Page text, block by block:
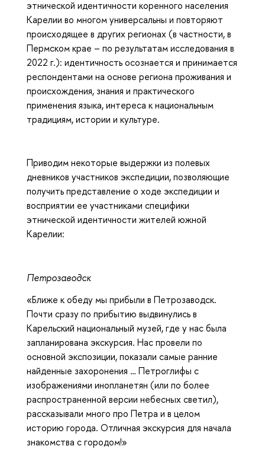
этнической идентичности коренного населения
Карелии во многом универсальны и повторяют
происходящее в других регионах (в частности, в
Пермском крае – по результатам исследования в
2022 г.): идентичность осознается и принимается
респондентами на основе региона проживания и
происхождения, знания и практического
применения языка, интереса к национальным
традициям, истории и культуре.
Приводим некоторые выдержки из полевых
дневников участников экспедиции, позволяющие
получить представление о ходе экспедиции и
восприятии ее участниками специфики
этнической идентичности жителей южной
Карелии:
Петрозаводск
«Ближе к обеду мы прибыли в Петрозаводск.
Почти сразу по прибытию выдвинулись в
Карельский национальный музей, где у нас была
запланирована экскурсия. Нас провели по
основной экспозиции, показали самые ранние
найденные захоронения … Петроглифы с
изображениями инопланетян (или по более
распространенной версии небесных светил),
рассказывали много про Петра и в целом
историю города. Отличная экскурсия для начала
знакомства с городом!»